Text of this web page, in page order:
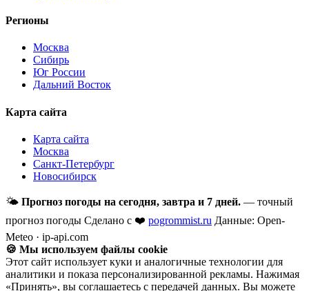
Регионы
Москва
Сибирь
Юг России
Дальний Восток
Карта сайта
Карта сайта
Москва
Санкт-Петербург
Новосибирск
🌤 Прогноз погоды на сегодня, завтра и 7 дней. — точный
прогноз погоды Сделано с ❤️ pogrommist.ru Данные: Open-
Meteo · ip-api.com
🍪 Мы используем файлы cookie
Этот сайт использует куки и аналогичные технологии для
аналитики и показа персонализированной рекламы. Нажимая
«Принять», вы соглашаетесь с передачей данных. Вы можете